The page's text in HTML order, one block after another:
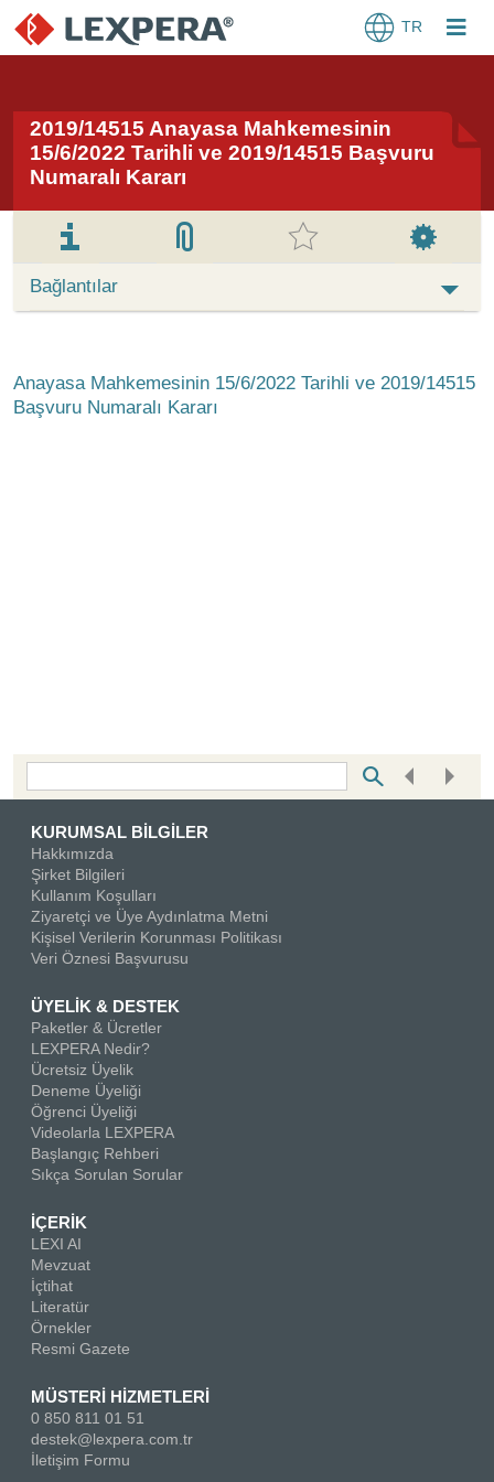
TR
2019/14515 Anayasa Mahkemesinin
15/6/2022 Tarihli ve 2019/14515 Başvuru
Numaralı Kararı
Bağlantılar
Anayasa Mahkemesinin 15/6/2022 Tarihli ve 2019/14515
Başvuru Numaralı Kararı
KURUMSAL BİLGİLER
Hakkımızda
Şirket Bilgileri
Kullanım Koşulları
Ziyaretçi ve Üye Aydınlatma Metni
Kişisel Verilerin Korunması Politikası
Veri Öznesi Başvurusu
ÜYELİK & DESTEK
Paketler & Ücretler
LEXPERA Nedir?
Ücretsiz Üyelik
Deneme Üyeliği
Öğrenci Üyeliği
Videolarla LEXPERA
Başlangıç Rehberi
Sıkça Sorulan Sorular
İÇERİK
LEXI AI
Mevzuat
İçtihat
Literatür
Örnekler
Resmi Gazete
MÜSTERİ HİZMETLERİ
0 850 811 01 51
destek@lexpera.com.tr
İletişim Formu